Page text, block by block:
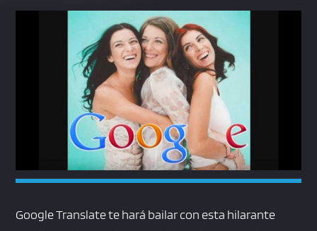
Facebook
Whatsapp
Google Translate te hará bailar con esta hilarante